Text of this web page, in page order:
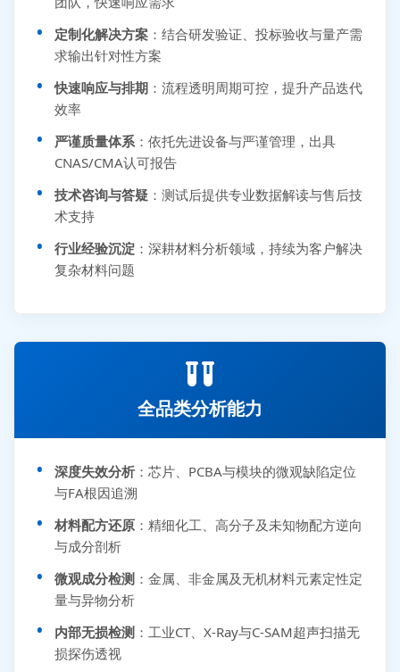
定制化解决方案 ：结合研发验证、投标验收与量产需
求输出针对性方案
快速响应与排期 ：流程透明周期可控，提升产品迭代
效率
严谨质量体系 ：依托先进设备与严谨管理，出具
CNAS/CMA认可报告
技术咨询与答疑 ：测试后提供专业数据解读与售后技
术支持
行业经验沉淀 ：深耕材料分析领域，持续为客户解决
复杂材料问题
全品类分析能力
深度失效分析 ：芯片、PCBA与模块的微观缺陷定位
与FA根因追溯
材料配方还原 ：精细化工、高分子及未知物配方逆向
与成分剖析
微观成分检测 ：金属、非金属及无机材料元素定性定
量与异物分析
内部无损检测 ：工业CT、X-Ray与C-SAM超声扫描无
损探伤透视